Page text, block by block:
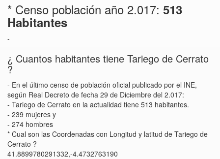
* Censo población año 2.017: 513
Habitantes
-
¿ Cuantos habitantes tiene Tariego de Cerrato
?
- En el último censo de población oficial publicado por el INE,
según Real Decreto de fecha 29 de Diciembre del 2.017:
- Tariego de Cerrato en la actualidad tiene 513 habitantes.
- 239 mujeres y
- 274 hombres
* Cual son las Coordenadas con Longitud y latitud de Tariego de
Cerrato ?
41.8899780291332,-4.4732763190